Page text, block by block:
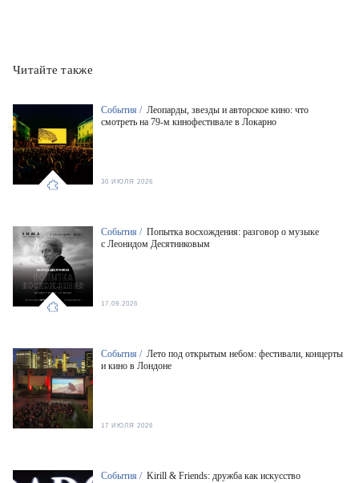
Читайте также
События / Леопарды, звезды и авторское кино: что
смотреть на 79-м кинофестивале в Локарно
30 ИЮЛЯ 2026
События / Попытка восхождения: разговор о музыке
с Леонидом Десятниковым
17.09.2026
События / Лето под открытым небом: фестивали, концерты
и кино в Лондоне
17 ИЮЛЯ 2026
События / Kirill & Friends: дружба как искусство